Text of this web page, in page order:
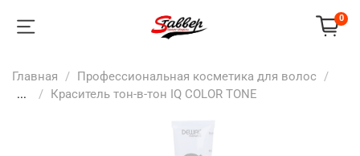
0
Главная
Профессиональная косметика для волос
...
Краситель тон-в-тон IQ COLOR TONE